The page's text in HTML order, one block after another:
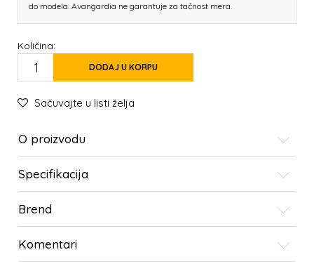
do modela. Avangardia ne garantuje za tačnost mera.
Količina:
DODAJ U KORPU
Sačuvajte u listi želja
O proizvodu
Specifikacija
Brend
Komentari